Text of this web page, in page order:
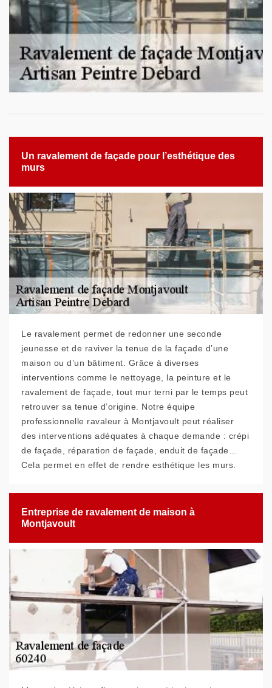
Un ravalement de façade pour l’esthétique des
murs
Le ravalement permet de redonner une seconde
jeunesse et de raviver la tenue de la façade d’une
maison ou d’un bâtiment. Grâce à diverses
interventions comme le nettoyage, la peinture et le
ravalement de façade, tout mur terni par le temps peut
retrouver sa tenue d’origine. Notre équipe
professionnelle ravaleur à Montjavoult peut réaliser
des interventions adéquates à chaque demande : crépi
de façade, réparation de façade, enduit de façade…
Cela permet en effet de rendre esthétique les murs.
Entreprise de ravalement de maison à
Montjavoult